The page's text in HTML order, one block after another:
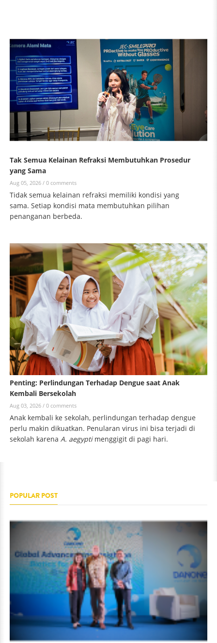
Tak Semua Kelainan Refraksi Membutuhkan Prosedur
yang Sama
Aug 05, 2026 / 0 comments
Tidak semua kelainan refraksi memiliki kondisi yang
sama. Setiap kondisi mata membutuhkan pilihan
penanganan berbeda.
Penting: Perlindungan Terhadap Dengue saat Anak
Kembali Bersekolah
Aug 03, 2026 / 0 comments
Anak kembali ke sekolah, perlindungan terhadap dengue
perlu makin dikuatkan. Penularan virus ini bisa terjadi di
sekolah karena A. aegyptimenggigit di pagi hari.
POPULAR POST